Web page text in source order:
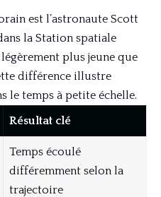
est l’astronaute Scott
la Station spatiale
plus jeune que
différence illustre
le temps à petite échelle.
Résultat clé
Temps écoulé
différemment selon la
trajectoire